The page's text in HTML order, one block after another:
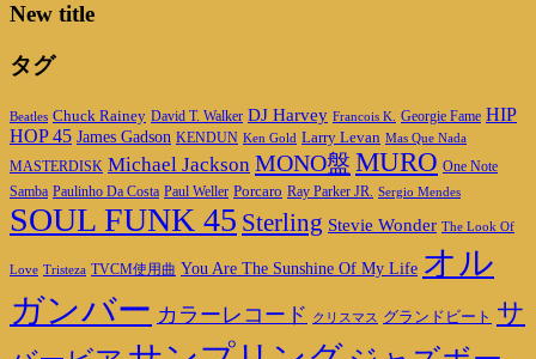
New title
タグ
Beatles Chuck Rainey David T. Walker DJ Harvey Francois K. Georgie Fame HIP
HOP 45 James Gadson KENDUN Ken Gold Larry Levan Mas Que Nada
MASTERDISK Michael Jackson MONO盤 MURO One Note
Samba Paulinho Da Costa Paul Weller Porcaro Ray Parker JR. Sergio Mendes
SOUL FUNK 45 Sterling Stevie Wonder The Look Of
Love Tristeza TVCM使用曲 You Are The Sunshine Of My Life オル
ガンバー カラーレコード クリスマス グランドビート サ